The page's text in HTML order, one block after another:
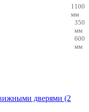
1100
мм
350
мм
600
мм
дверями (2